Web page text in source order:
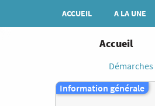
contenu
Navigation
principale
ACCUEIL A LA UNE
You
are
here
Accueil
Information générale